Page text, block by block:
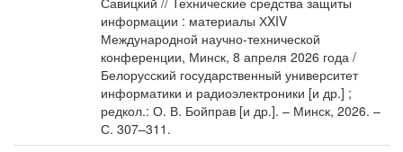
информации : материалы ХXIV
Международной научно-технической
конференции, Минск, 8 апреля 2026 года /
Белорусский государственный университет
информатики и радиоэлектроники [и др.] ;
редкол.: О. В. Бойправ [и др.]. – Минск, 2026. –
С. 307–311.